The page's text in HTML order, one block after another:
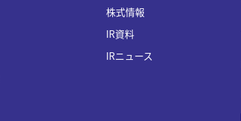
株式情報
IR資料
IRニュース